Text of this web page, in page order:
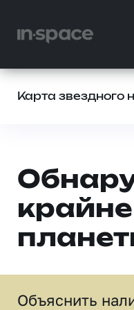
Карта звездного
Объяснить